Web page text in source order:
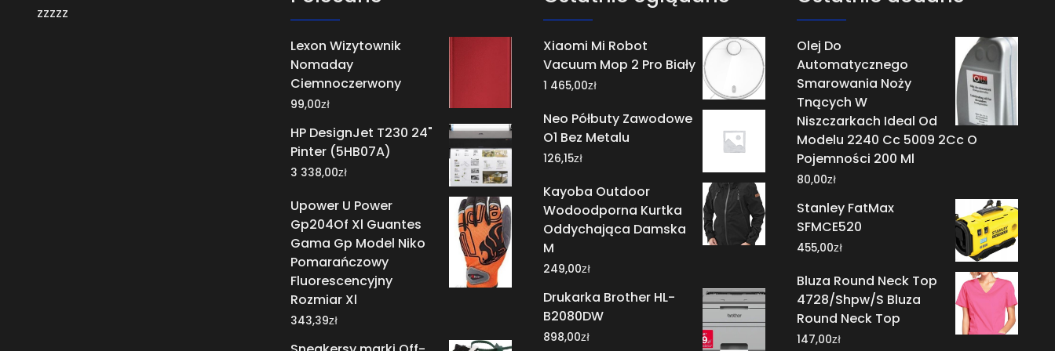
zzzzz
Lexon Wizytownik
Nomaday
Ciemnoczerwony
99,00zł
HP DesignJet T230 24"
Pinter (5HB07A)
3 338,00zł
Upower U Power
Gp204Of Xl Guantes
Gama Gp Model Niko
Pomarańczowy
Fluorescencyjny
Rozmiar Xl
343,39zł
Xiaomi Mi Robot
Vacuum Mop 2 Pro Biały
1 465,00zł
Neo Półbuty Zawodowe
O1 Bez Metalu
126,15zł
Kayoba Outdoor
Wodoodporna Kurtka
Oddychająca Damska
M
249,00zł
Drukarka Brother HL-
B2080DW
898,00zł
Olej Do
Automatycznego
Smarowania Noży
Tnących W
Niszczarkach Ideal Od
Modelu 2240 Cc 5009 2Cc O
Pojemności 200 Ml
80,00zł
Stanley FatMax
SFMCE520
455,00zł
Bluza Round Neck Top
4728/Shpw/S Bluza
Round Neck Top
147,00zł